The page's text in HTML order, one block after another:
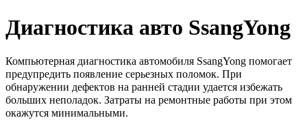
Диагностика авто SsangYong
Компьютерная диагностика автомобиля SsangYong помогает
предупредить появление серьезных поломок. При
обнаружении дефектов на ранней стадии удается избежать
больших неполадок. Затраты на ремонтные работы при этом
окажутся минимальными.